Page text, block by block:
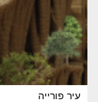
עיר פורייה